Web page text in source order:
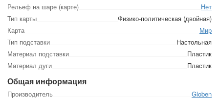
Рельеф на шаре (карте)
Нет
Тип карты
Физико-политическая (двойная)
Карта
Мир
Тип подставки
Настольная
Материал подставки
Пластик
Материал дуги
Пластик
Общая информация
Производитель
Globen